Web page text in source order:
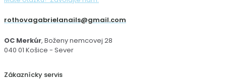
rothovagabrielanails@gmail.com
OC Merkúr, Boženy nemcovej 28
040 01 Košice - Sever
Zákaznícky servis